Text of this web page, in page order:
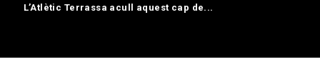
L’Atlètic Terrassa acull aquest cap de...